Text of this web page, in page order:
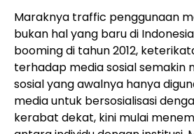
Maraknya traffic penggunaan
bukan hal yang baru di
booming di tahun 2012,
terhadap media sosial semakin
sosial yang awalnya hanya
media untuk bersosialisasi
kerabat dekat, kini mulai